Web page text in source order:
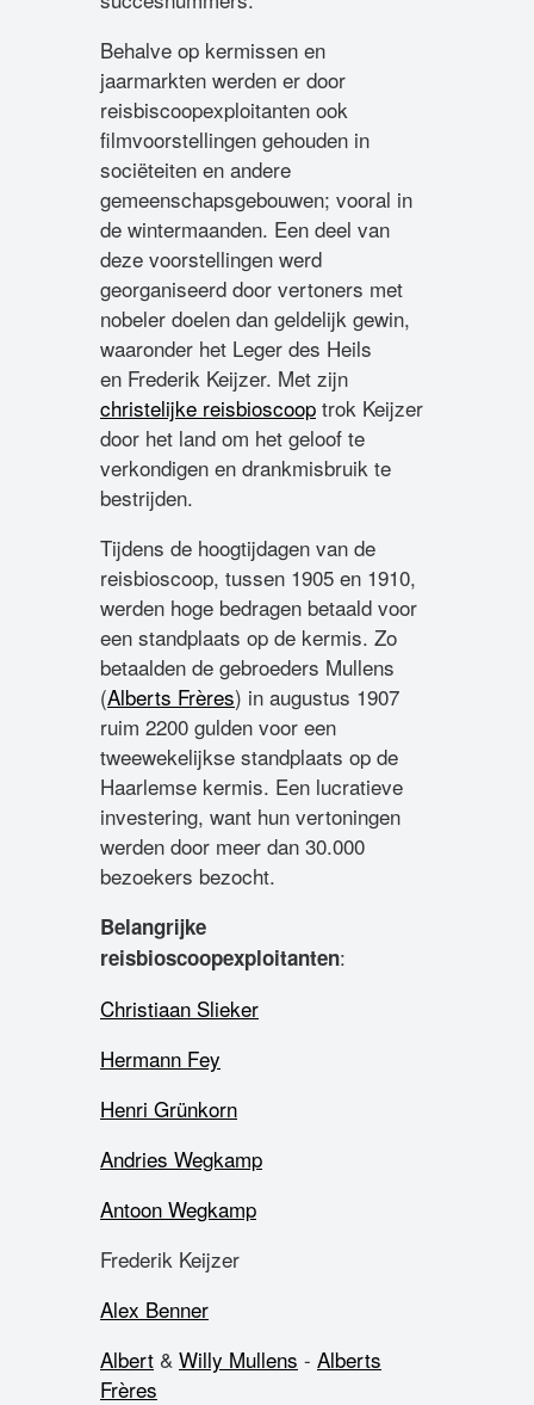
Behalve op kermissen en
jaarmarkten werden er door
reisbiscoopexploitanten ook
filmvoorstellingen gehouden in
sociëteiten en andere
gemeenschapsgebouwen; vooral in
de wintermaanden. Een deel van
deze voorstellingen werd
georganiseerd door vertoners met
nobeler doelen dan geldelijk gewin,
waaronder het Leger des Heils
en Frederik Keijzer. Met zijn
christelijke reisbioscoop trok Keijzer
door het land om het geloof te
verkondigen en drankmisbruik te
bestrijden.
Tijdens de hoogtijdagen van de
reisbioscoop, tussen 1905 en 1910,
werden hoge bedragen betaald voor
een standplaats op de kermis. Zo
betaalden de gebroeders Mullens
(Alberts Frères) in augustus 1907
ruim 2200 gulden voor een
tweewekelijkse standplaats op de
Haarlemse kermis. Een lucratieve
investering, want hun vertoningen
werden door meer dan 30.000
bezoekers bezocht.
Belangrijke
reisbioscoopexploitanten:
Christiaan Slieker
Hermann Fey
Henri Grünkorn
Andries Wegkamp
Antoon Wegkamp
Frederik Keijzer
Alex Benner
Albert & Willy Mullens - Alberts
Frères